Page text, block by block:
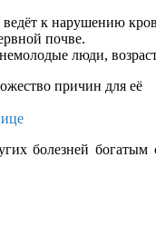
к нарушению
почве.
люди,
болезней